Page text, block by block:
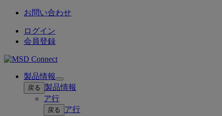
お問い合わせ
ログイン
会員登録
製品情報
Open
submenu
戻る 製品情報
ア行
戻る
ア行